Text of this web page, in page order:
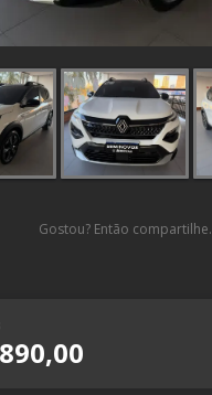
Gostou? Então compartilhe.